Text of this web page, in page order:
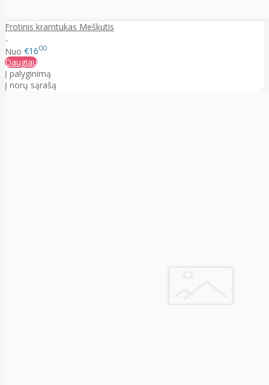
Frotinis kramtukas Meškutis
..
Nuo €1600
Daugiau
Į palyginimą
Į norų sąrašą